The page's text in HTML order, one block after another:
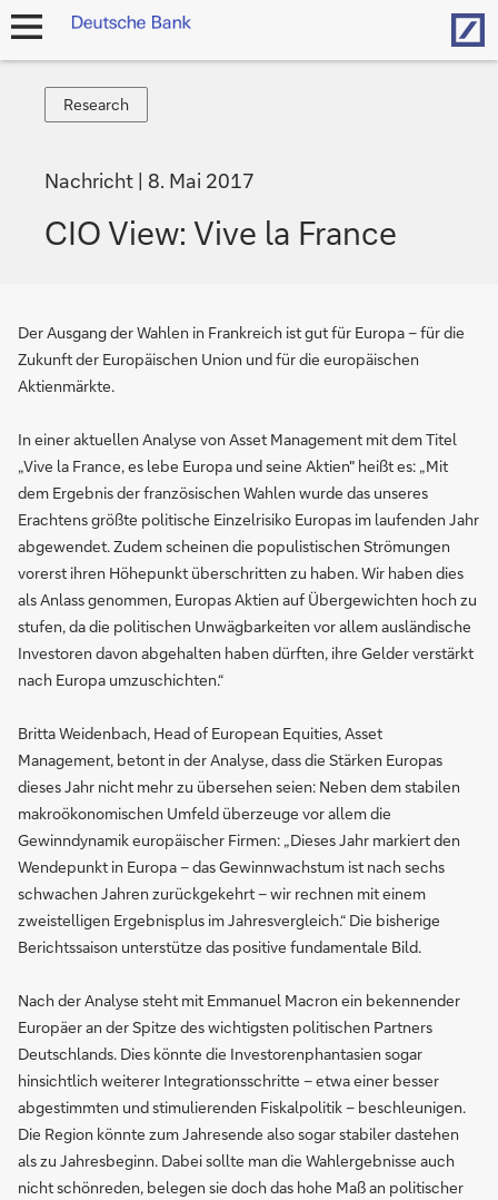
Navigation
Research
Research
Nachricht 8. Mai 2017
CIO View: Vive la France
Der Ausgang der Wahlen in Frankreich ist gut für Europa – für die
Zukunft der Europäischen Union und für die europäischen
Aktienmärkte.
In einer aktuellen Analyse von Asset Management mit dem Titel
„Vive la France, es lebe Europa und seine Aktien" heißt es: „Mit
dem Ergebnis der französischen Wahlen wurde das unseres
Erachtens größte politische Einzelrisiko Europas im laufenden Jahr
abgewendet. Zudem scheinen die populistischen Strömungen
vorerst ihren Höhepunkt überschritten zu haben. Wir haben dies
als Anlass genommen, Europas Aktien auf Übergewichten hoch zu
stufen, da die politischen Unwägbarkeiten vor allem ausländische
Investoren davon abgehalten haben dürften, ihre Gelder verstärkt
nach Europa umzuschichten.“
Britta Weidenbach, Head of European Equities, Asset
Management, betont in der Analyse, dass die Stärken Europas
dieses Jahr nicht mehr zu übersehen seien: Neben dem stabilen
makroökonomischen Umfeld überzeuge vor allem die
Gewinndynamik europäischer Firmen: „Dieses Jahr markiert den
Wendepunkt in Europa – das Gewinnwachstum ist nach sechs
schwachen Jahren zurückgekehrt – wir rechnen mit einem
zweistelligen Ergebnisplus im Jahresvergleich.“ Die bisherige
Berichtssaison unterstütze das positive fundamentale Bild.
Nach der Analyse steht mit Emmanuel Macron ein bekennender
Europäer an der Spitze des wichtigsten politischen Partners
Deutschlands. Dies könnte die Investorenphantasien sogar
hinsichtlich weiterer Integrationsschritte – etwa einer besser
abgestimmten und stimulierenden Fiskalpolitik – beschleunigen.
Die Region könnte zum Jahresende also sogar stabiler dastehen
als zu Jahresbeginn. Dabei sollte man die Wahlergebnisse auch
nicht schönreden, belegen sie doch das hohe Maß an politischer